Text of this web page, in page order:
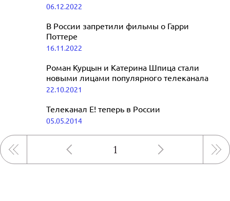
06.12.2022
В России запретили фильмы о Гарри
Поттере
16.11.2022
Роман Курцын и Катерина Шпица стали
новыми лицами популярного телеканала
22.10.2021
Телеканал E! теперь в России
05.05.2014
1